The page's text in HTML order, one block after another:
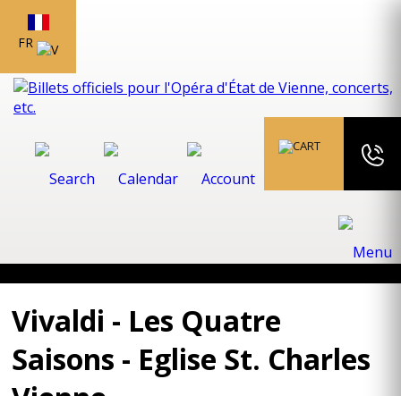
FR
Vivaldi - Les Quatre
Saisons - Eglise St. Charles